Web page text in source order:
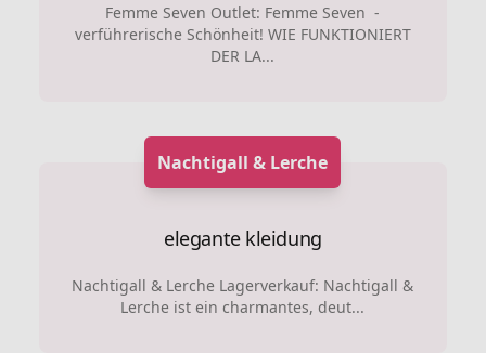
Femme Seven Outlet: Femme Seven -
verführerische Schönheit! WIE FUNKTIONIERT
DER LA...
Nachtigall & Lerche
elegante kleidung
Nachtigall & Lerche Lagerverkauf: Nachtigall &
Lerche ist ein charmantes, deut...